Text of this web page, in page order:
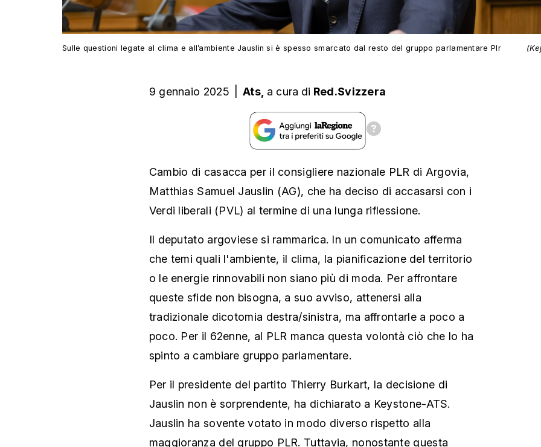
Sulle questioni legate al clima e all’ambiente Jauslin si è spesso smarcato dal resto del gruppo parlamentare Plr
9 gennaio 2025 Ats, a cura di Red.Svizzera
Cambio di casacca per il consigliere nazionale PLR di Argovia,
Matthias Samuel Jauslin (AG), che ha deciso di accasarsi con i
Verdi liberali (PVL) al termine di una lunga riflessione.
Il deputato argoviese si rammarica. In un comunicato afferma
che temi quali l'ambiente, il clima, la pianificazione del territorio
o le energie rinnovabili non siano più di moda. Per affrontare
queste sfide non bisogna, a suo avviso, attenersi alla
tradizionale dicotomia destra/sinistra, ma affrontarle a poco a
poco. Per il 62enne, al PLR manca questa volontà ciò che lo ha
spinto a cambiare gruppo parlamentare.
Per il presidente del partito Thierry Burkart, la decisione di
Jauslin non è sorprendente, ha dichiarato a Keystone-ATS.
Jauslin ha sovente votato in modo diverso rispetto alla
maggioranza del gruppo PLR. Tuttavia, nonostante questa